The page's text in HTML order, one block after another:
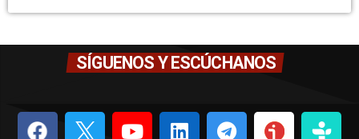
SÍGUENOS Y ESCÚCHANOS